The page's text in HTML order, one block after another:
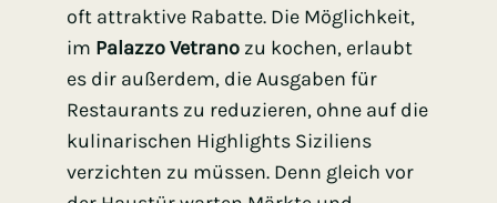
oft attraktive Rabatte. Die Möglichkeit,
im Palazzo Vetrano zu kochen, erlaubt
es dir außerdem, die Ausgaben für
Restaurants zu reduzieren, ohne auf die
kulinarischen Highlights Siziliens
verzichten zu müssen. Denn gleich vor